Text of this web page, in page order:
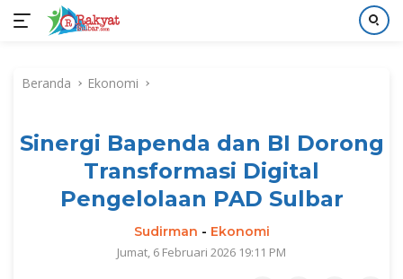
kontenBeranda Ekonomi
Sinergi Bapenda dan BI Dorong
Transformasi Digital
Pengelolaan PAD Sulbar
Sudirman - Ekonomi
Jumat, 6 Februari 2026 19:11 PM